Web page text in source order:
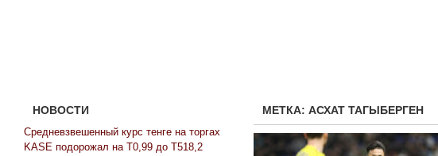
МЕТКА:АСХАТ ТАГЫБЕРГЕН
НОВОСТИ
Средневзвешенный курс тенге на торгах
KASE подорожал на Т0,99 до Т518,2